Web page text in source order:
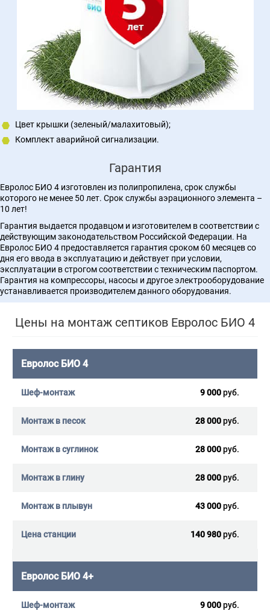
Цвет крышки (зеленый/малахитовый);
Комплект аварийной сигнализации.
Гарантия
Евролос БИО 4 изготовлен из полипропилена, срок службы
которого не менее 50 лет. Срок службы аэрационного элемента –
10 лет!
Гарантия выдается продавцом и изготовителем в соответствии с
действующим законодательством Российской Федерации. На
Евролос БИО 4 предоставляется гарантия сроком 60 месяцев со
дня его ввода в эксплуатацию и действует при условии,
эксплуатации в строгом соответствии с техническим паспортом.
Гарантия на компрессоры, насосы и другое электрооборудование
устанавливается производителем данного оборудования.
Цены на монтаж септиков Евролос БИО 4
Евролос БИО 4
9 000руб.
28 000руб.
28 000руб.
28 000руб.
43 000руб.
140 980руб.
Евролос БИО 4+
9 000руб.